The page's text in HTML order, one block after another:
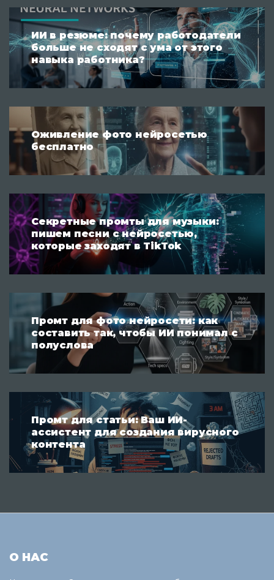
ИИ в резюме: почему работодатели
больше не сходят с ума от этого
навыка работника?
Оживление фото нейросетью
бесплатно
Секретные промты для музыки:
пишем песни с нейросетью,
которые заходят в TikTok
Промт для фото нейросети: как
составить так, чтобы ИИ понимал с
полуслова
Промт для статьи: Ваш ИИ-
ассистент для создания вирусного
контента
О НАС